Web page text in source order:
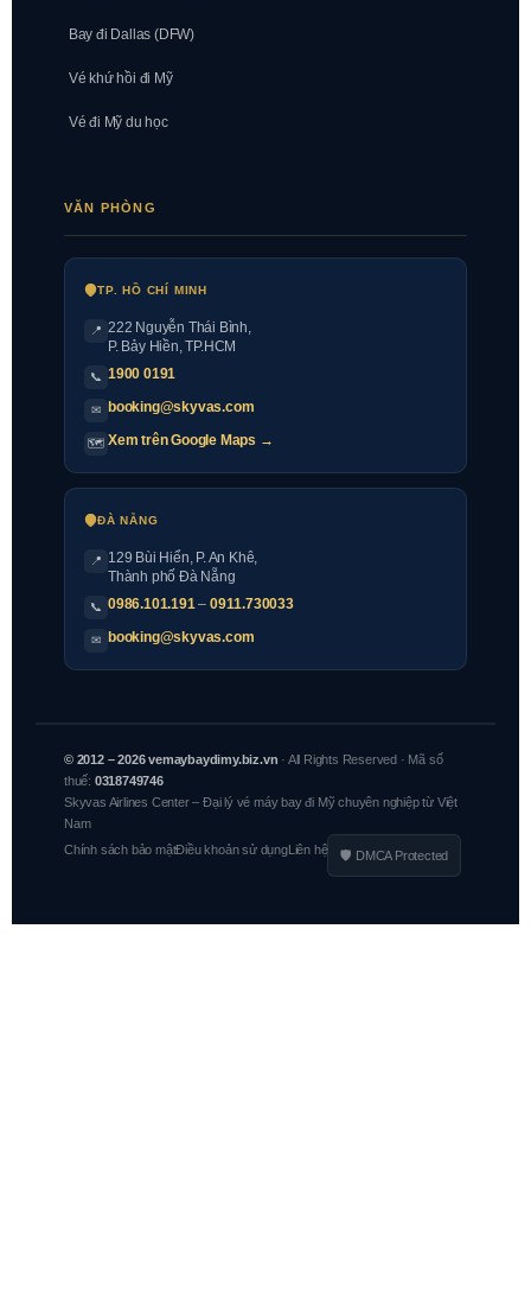
Bay đi Dallas (DFW)
Vé khứ hồi đi Mỹ
Vé đi Mỹ du học
VĂN PHÒNG
TP. HỒ CHÍ MINH
📍 222 Nguyễn Thái Bình,
P. Bảy Hiền, TP.HCM
📞 1900 0191
✉ booking@skyvas.com
🗺 Xem trên Google Maps →
ĐÀ NẴNG
📍
129 Bùi Hiển, P. An Khê,
Thành phố Đà Nẵng
📞 0986.101.191–0911.730033
✉ booking@skyvas.com
© 2012 – 2026 vemaybaydimy.biz.vn · All Rights Reserved · Mã số
thuế: 0318749746
Skyvas Airlines Center – Đại lý vé máy bay đi Mỹ chuyên nghiệp từ Việt
Nam
Chính sách bảo mậtĐiều khoản sử dụngLiên hệ 🛡 DMCA Protected